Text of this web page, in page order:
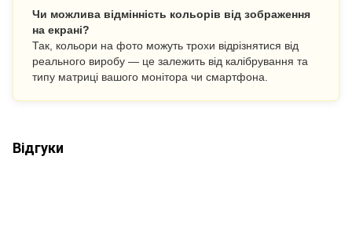
Чи можлива відмінність кольорів від зображення
на екрані?
Так, кольори на фото можуть трохи відрізнятися від
реального виробу — це залежить від калібрування та
типу матриці вашого монітора чи смартфона.
Відгуки